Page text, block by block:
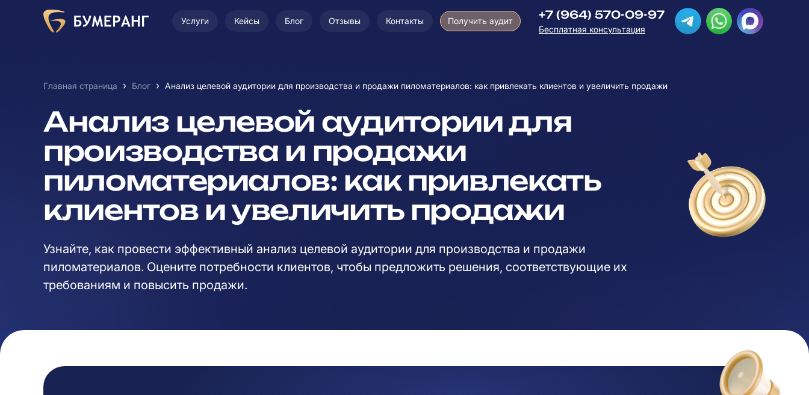
Услуги Кейсы Блог Отзывы Контакты Получить аудит +7 (964) 570-09-97
Бесплатная консультация
Главная страница › Блог › Анализ целевой аудитории для производства и продажи пиломатериалов: как привлекать клиентов и увеличить продажи
Анализ целевой аудитории для
производства и продажи
пиломатериалов: как привлекать
клиентов и увеличить продажи
Узнайте, как провести эффективный анализ целевой аудитории для производства и продажи
пиломатериалов. Оцените потребности клиентов, чтобы предложить решения, соответствующие их
требованиям и повысить продажи.